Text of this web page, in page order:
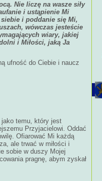
Nie liczę na wasze siły
i ustąpienie Mi
i poddanie się Mi,
wówczas jesteście
wiary, jakiej
i Miłości, jaką Ja
ufność do Ciebie i naucz
temu, który jest
Przyjacielowi. Oddać
Ofiarować Mi każdą
ale trwać w miłości i
sobie w duszy Mojej
pragnę, abym zyskał